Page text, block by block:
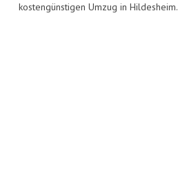
kostengünstigen Umzug in Hildesheim.